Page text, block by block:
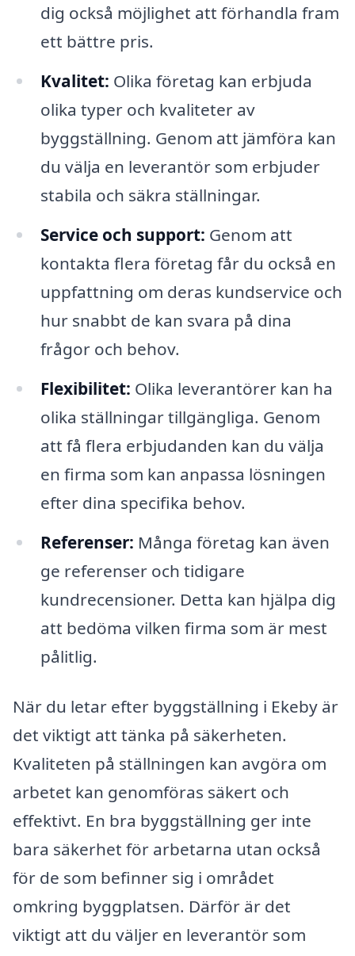
dig också möjlighet att förhandla fram
ett bättre pris.
Kvalitet: Olika företag kan erbjuda
olika typer och kvaliteter av
byggställning. Genom att jämföra kan
du välja en leverantör som erbjuder
stabila och säkra ställningar.
Service och support: Genom att
kontakta flera företag får du också en
uppfattning om deras kundservice och
hur snabbt de kan svara på dina
frågor och behov.
Flexibilitet: Olika leverantörer kan ha
olika ställningar tillgängliga. Genom
att få flera erbjudanden kan du välja
en firma som kan anpassa lösningen
efter dina specifika behov.
Referenser: Många företag kan även
ge referenser och tidigare
kundrecensioner. Detta kan hjälpa dig
att bedöma vilken firma som är mest
pålitlig.
När du letar efter byggställning i Ekeby är
det viktigt att tänka på säkerheten.
Kvaliteten på ställningen kan avgöra om
arbetet kan genomföras säkert och
effektivt. En bra byggställning ger inte
bara säkerhet för arbetarna utan också
för de som befinner sig i området
omkring byggplatsen. Därför är det
viktigt att du väljer en leverantör som